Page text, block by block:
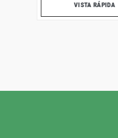
VISTA RÁPIDA